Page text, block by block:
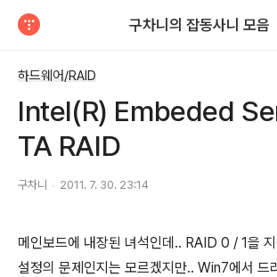
구차니의 잡동사니 모음
하드웨어/RAID
Intel(R) Embeded
TA RAID
구차니 2011. 7. 30. 23:14
메인보드에 내장된 녀석인데.. RAID 0 / 1을
설정의 문제인지는 모르겠지만.. Win7에서 드